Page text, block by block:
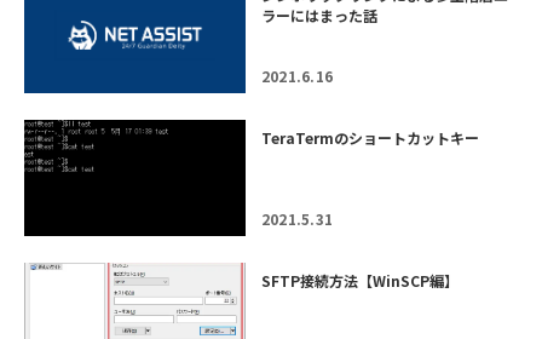
ラーにはまった話
2021.6.16
TeraTermのショートカットキー
2021.5.31
SFTP接続方法【WinSCP編】